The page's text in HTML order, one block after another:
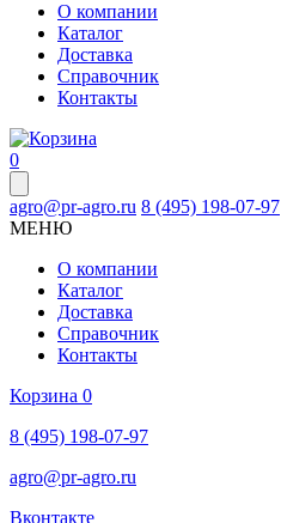
О компании
Каталог
Доставка
Справочник
Контакты
0
agro@pr-agro.ru 8 (495) 198-07-97
МЕНЮ
О компании
Каталог
Доставка
Справочник
Контакты
Корзина 0
8 (495) 198-07-97
agro@pr-agro.ru
Вконтакте